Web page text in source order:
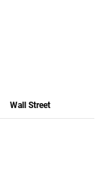
Wall Street